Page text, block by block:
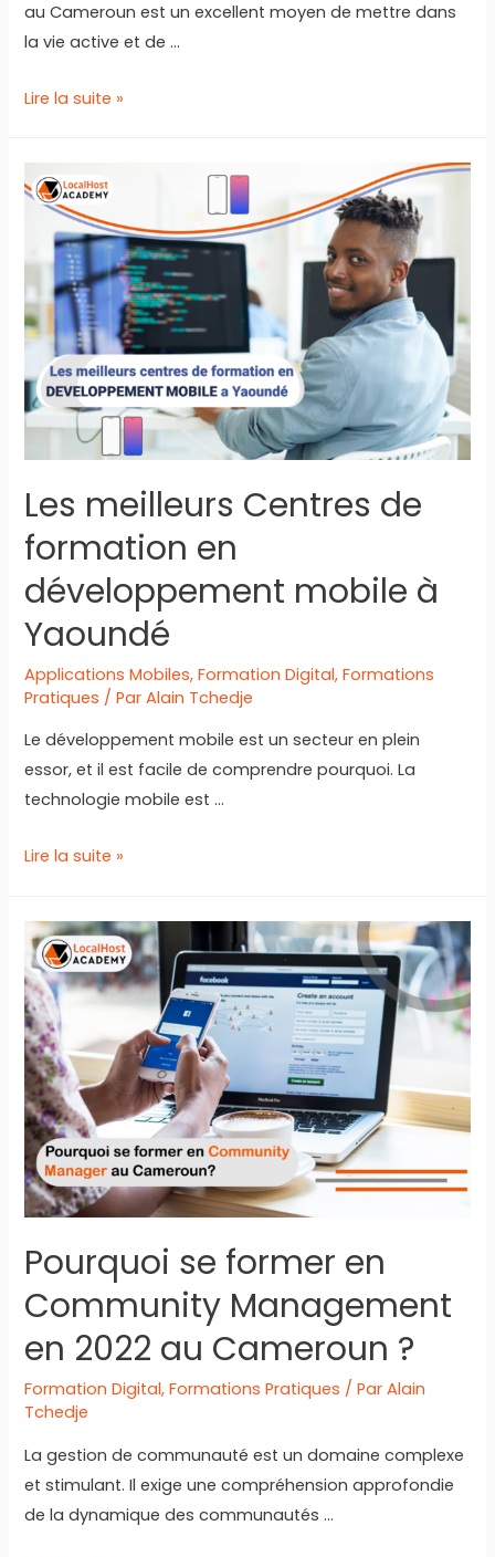
au Cameroun est un excellent moyen de mettre dans
la vie active et de …
Formation
d’applications
mobiles
Cameroun
Lire la suite »
Les meilleurs Centres de
formation en
développement mobile à
Yaoundé
Applications Mobiles,Formation Digital,Formations
Pratiques / ParAlain Tchedje
Le développement mobile est un secteur en plein
essor, et il est facile de comprendre pourquoi. La
technologie mobile est …
Les
de
formation
en
développement
mobile
à
Yaoundé
Lire la suite »
Pourquoi se former en
Community Management
en 2022 au Cameroun ?
Formation Digital,Formations Pratiques / ParAlain
Tchedje
La gestion de communauté est un domaine complexe
et stimulant. Il exige une compréhension approfondie
de la dynamique des communautés …